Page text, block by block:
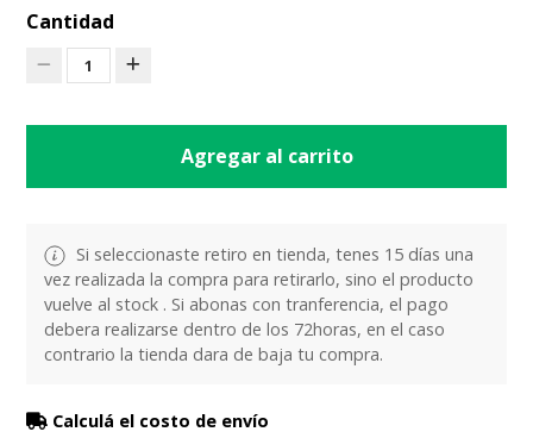
Cantidad
1
Agregar al carrito
Si seleccionaste retiro en tienda, tenes 15 días una
vez realizada la compra para retirarlo, sino el producto
vuelve al stock . Si abonas con tranferencia, el pago
debera realizarse dentro de los 72horas, en el caso
contrario la tienda dara de baja tu compra.
Calculá el costo de envío